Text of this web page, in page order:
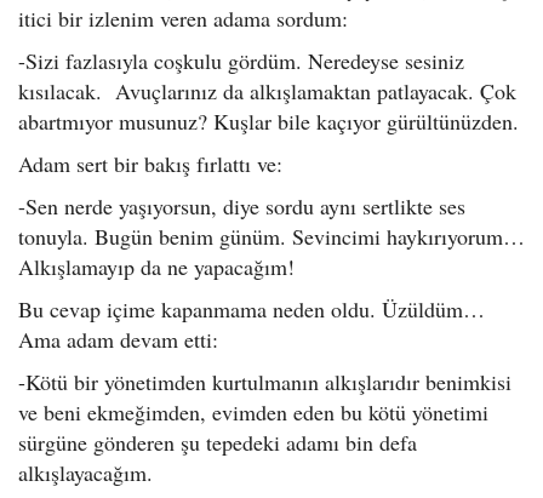
itici bir izlenim veren adama sordum:
-Sizi fazlasıyla coşkulu gördüm. Neredeyse sesiniz
kısılacak. Avuçlarınız da alkışlamaktan patlayacak. Çok
abartmıyor musunuz? Kuşlar bile kaçıyor gürültünüzden.
Adam sert bir bakış fırlattı ve:
-Sen nerde yaşıyorsun, diye sordu aynı sertlikte ses
tonuyla. Bugün benim günüm. Sevincimi haykırıyorum…
Alkışlamayıp da ne yapacağım!
Bu cevap içime kapanmama neden oldu. Üzüldüm…
Ama adam devam etti:
-Kötü bir yönetimden kurtulmanın alkışlarıdır benimkisi
ve beni ekmeğimden, evimden eden bu kötü yönetimi
sürgüne gönderen şu tepedeki adamı bin defa
alkışlayacağım.